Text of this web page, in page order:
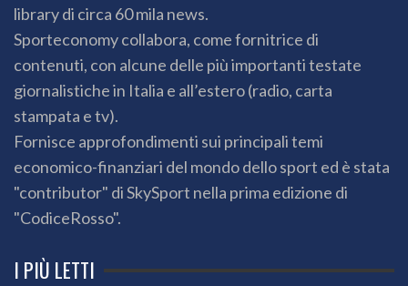
library di circa 60 mila news.
Sporteconomy collabora, come fornitrice di
contenuti, con alcune delle più importanti testate
giornalistiche in Italia e all’estero (radio, carta
stampata e tv).
Fornisce approfondimenti sui principali temi
economico-finanziari del mondo dello sport ed è stata
"contributor" di SkySport nella prima edizione di
"CodiceRosso".
I PIÙ LETTI